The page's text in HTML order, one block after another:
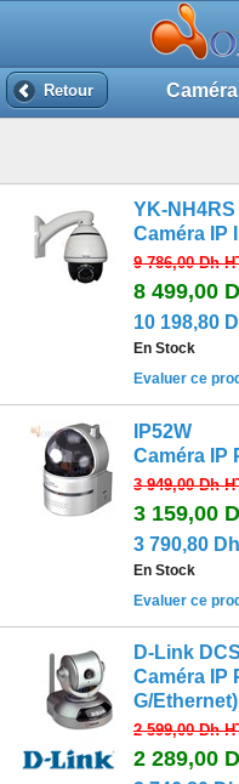
Retour
YK-NH4RS
Caméra IP
9 786,00 Dh
8 499,00
10 198,80
En Stock
Evaluer ce
IP52W
Caméra IP
3 949,00 Dh
3 159,00
3 790,80
En Stock
Evaluer ce
D-Link
Caméra IP
G/
2 599,00 Dh
2 289,00